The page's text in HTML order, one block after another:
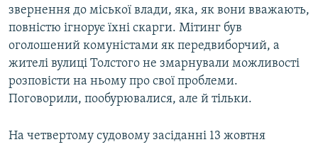
звернення до міської влади, яка, як вони вважають,
повністю ігнорує їхні скарги. Мітинг був
оголошений комуністами як передвиборчий, а
жителі вулиці Толстого не змарнували можливості
розповісти на ньому про свої проблеми.
Поговорили, пообурювалися, але й тільки.
На четвертому судовому засіданні 13 жовтня